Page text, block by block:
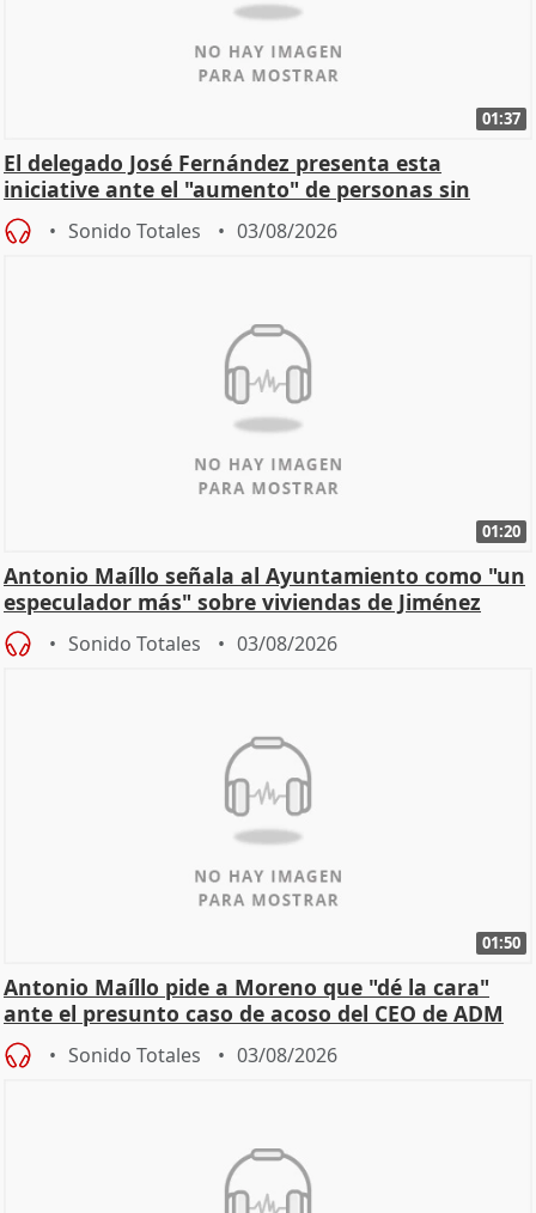
01:37
El delegado José Fernández presenta esta
iniciative ante el "aumento" de personas sin
hogar en Madri
Sonido Totales 03/08/2026
01:20
Antonio Maíllo señala al Ayuntamiento como "un
especulador más" sobre viviendas de Jiménez
Becerril
Sonido Totales 03/08/2026
01:50
Antonio Maíllo pide a Moreno que "dé la cara"
ante el presunto caso de acoso del CEO de ADM
Sonido Totales 03/08/2026